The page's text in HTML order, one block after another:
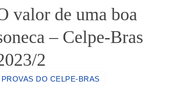
valor de uma boa
– Celpe-Bras
2
PROVAS DO CELPE-BRAS